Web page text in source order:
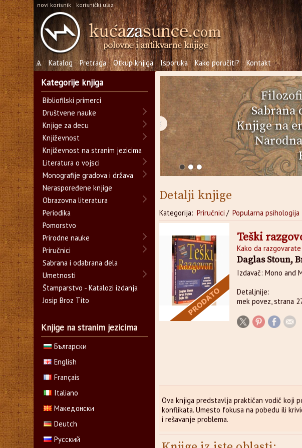
novi korisnik korisnički ulaz
Ѧ Katalog Pretraga Otkup knjiga Isporuka Kako poručiti? Kontakt
Sabrana
Knjige na
‹
Detalji knjige
Kategorija: Priručnici / Popularna psihologija
Teški
Kako da
Daglas Stoun,
Izdavač: Mono and
Detaljnije:
mek povez, strana
Ova knjiga predstavlja praktičan vodič koji
konflikata. Umesto fokusa na pobedu ili
i rešavanje problema.
Kategorije knjiga
Bibliofilski primerci
Društvene nauke
Knjige za decu
Književnost
Književnost na stranim jezicima
Literatura o vojsci
Monografije gradova i država
Neraspoređene knjige
Obrazovna literatura
Periodika
Pomorstvo
Prirodne nauke
Priručnici
Sabrana i odabrana dela
Umetnosti
Štamparstvo - Katalozi izdanja
Josip Broz Tito
Knjige na stranim jezicima
Български
English
Français
Italiano
Македонски
Deutch
Русский